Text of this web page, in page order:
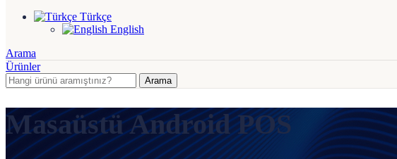
Türkçe
English
Arama
Ürünler
Arama
Masaüstü Android POS